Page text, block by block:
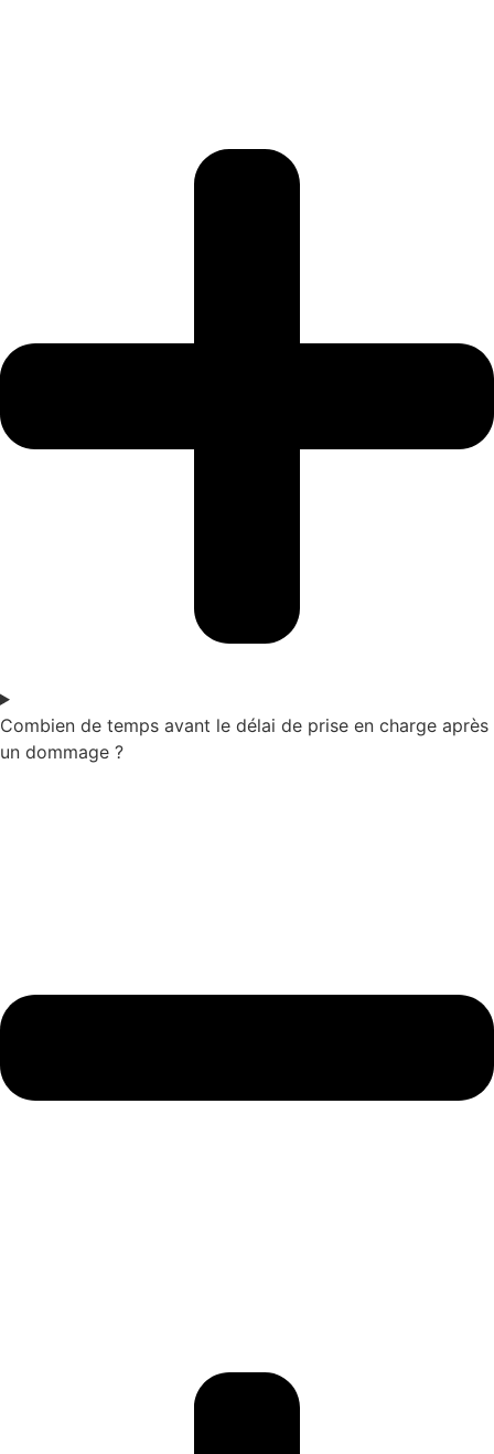
Combien de temps avant le délai de prise en charge après
un dommage ?